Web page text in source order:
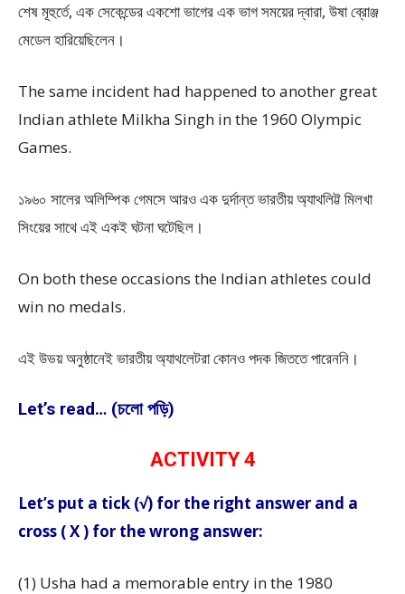
শেষ মূহুর্তে, এক সেকেন্ডের একশো ভাগের এক ভাগ সময়ের দ্বারা, উষা ব্রোঞ্জ
মেডেল হারিয়েছিলেন।
The same incident had happened to another great
Indian athlete Milkha Singh in the 1960 Olympic
Games.
১৯৬০ সালের অলিম্পিক গেমসে আরও এক দুর্দান্ত ভারতীয় অ্যাথলিট্ট মিলখা
সিংয়ের সাথে এই একই ঘটনা ঘটেছিল।
On both these occasions the Indian athletes could
win no medals.
এই উভয় অনুষ্ঠানেই ভারতীয় অ্যাথলেটরা কোনও পদক জিততে পারেননি।
Let’s read… (চলো পড়ি)
ACTIVITY 4
Let’s put a tick (√) for the right answer and a
cross ( X ) for the wrong answer:
(1) Usha had a memorable entry in the 1980